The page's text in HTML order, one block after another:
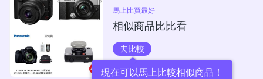
馬上比買最好
相似商品比比看
去比較
現在可以馬上比較相似商品！